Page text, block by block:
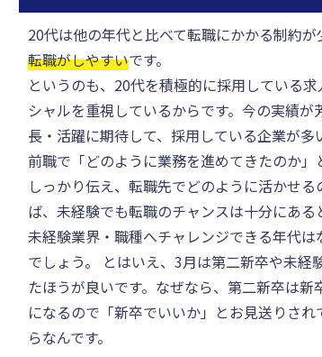
20代は他の年代と比べて転職にかかる制約が
転職がしやすいです。
というのも、20代を積極的に採用している
シャルを重視しているからです。今の実績
長・活躍に期待して、採用している企業が多
前職で「どのように業務を進めてきたのか
しっかり伝え、転職先でどのように活かせ
ば、未経験でも転職のチャンスは十分にあ
未経験業界・職種へチャレンジできる年代
でしょう。 とはいえ、3月は第二新卒や未経
たほうが良いです。なぜなら、第二新卒は
になるので「新卒でいいか」とお見送りさ
らなんです。